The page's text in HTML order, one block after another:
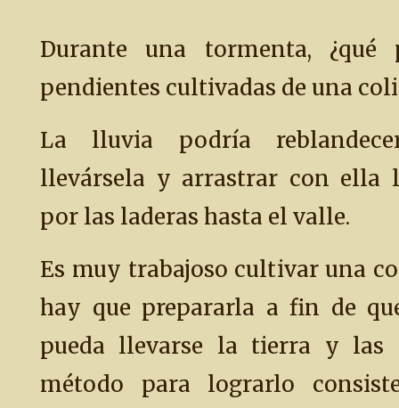
Durante una tormenta, ¿qué
pendientes cultivadas de una
La lluvia podría
llevársela y arrastrar con ella
por las laderas hasta el valle.
Es muy trabajoso cultivar una
hay que prepararla a fin de
pueda llevarse la tierra y las
método para lograrlo